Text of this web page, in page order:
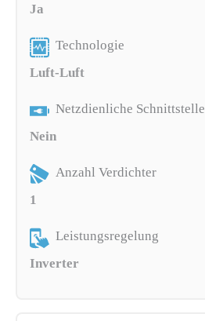
Ja
Technologie
Luft-Luft
Netzdienliche Schnittstelle
Nein
Anzahl Verdichter
1
Leistungsregelung
Inverter